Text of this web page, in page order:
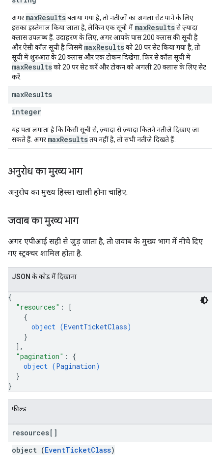
अगर maxResultsबताया गया है, तो नतीजों का अगला सेट पाने के लिए
इसका इस्तेमाल किया जाता है, लेकिन एक सूची में maxResultsसे ज़्यादा
क्लास उपलब्ध हैं. उदाहरण के लिए, अगर आपके पास 200 क्लास की सूची है
और ऐसी कॉल सूची है जिसमें maxResultsको 20 पर सेट किया गया है, तो
सूची में शुरुआत के 20 क्लास और एक टोकन दिखेगा. फिर से कॉल सूची में
maxResultsको 20 पर सेट करें और टोकन को अगली 20 क्लास के लिए सेट
करें.
maxResults
integer
यह पता लगाता है कि किसी सूची से, ज़्यादा से ज़्यादा कितने नतीजे दिखाए जा
सकते हैं. अगर maxResultsतय नहीं है, तो सभी नतीजे दिखते हैं.
अनुरोध का मुख्य भाग
अनुरोध का मुख्य हिस्सा खाली होना चाहिए.
जवाब का मुख्य भाग
अगर एपीआई सही से जुड़ जाता है, ताे जवाब के मुख्य भाग में नीचे दिए
गए स्ट्रक्चर शामिल होता है.
JSON के काेड में दिखाना
{
"resources" :
[
{
object (EventTicketClass)
}
] ,
"pagination" : {
object (Pagination)
}
}
फ़ील्ड
resources[]
object (EventTicketClass)